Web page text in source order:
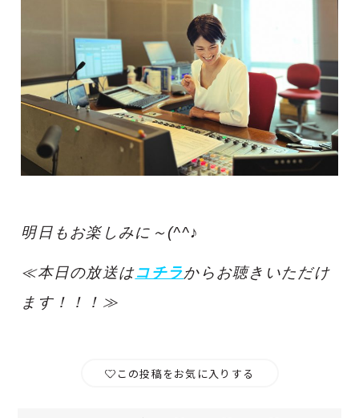
明日もお楽しみに～(^^♪
≪本日の放送はコチラからお聴きいただけ
ます！！！≫
この投稿をお気に入りする